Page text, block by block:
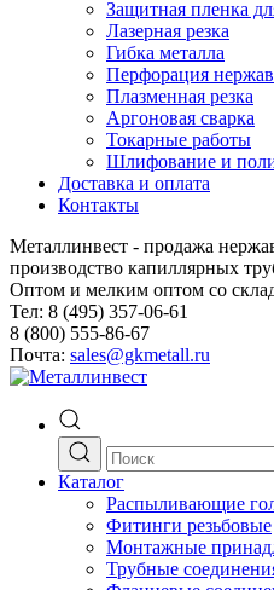
Защитная пленка
Лазерная резка
Гибка металла
Перфорация
Плазменная резка
Аргоновая сварка
Токарные работы
Шлифование и
Доставка и оплата
Контакты
Металлинвест - продажа
производство капиллярных
Оптом и мелким оптом со
Тел: 8 (495) 357-06-61
8 (800) 555-86-67
Почта: sales@gkmetall.ru
Каталог
Распыливающие
Фитинги резьбовые
Монтажные
Трубные